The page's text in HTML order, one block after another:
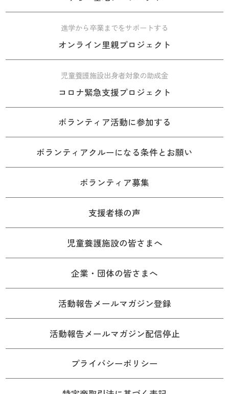
進学から卒業までをサポートする
オンライン里親プロジェクト
児童養護施設出身者対象の助成金
コロナ緊急支援プロジェクト
ボランティア活動に参加する
ボランティアクルーになる条件とお願い
ボランティア募集
支援者様の声
児童養護施設の皆さまへ
企業・団体の皆さまへ
活動報告メールマガジン登録
活動報告メールマガジン配信停止
プライバシーポリシー